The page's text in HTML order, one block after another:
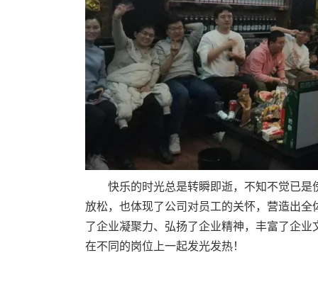
快乐的时光总是转瞬即逝，不知不觉已
放松，也体现了公司对员工的关怀，营造出
了企业凝聚力、弘扬了企业精神，丰富了企
在不同的岗位上一起发光发热！